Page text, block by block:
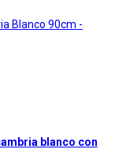
blanco con